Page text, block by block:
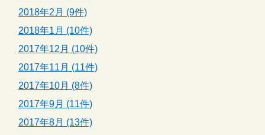
2018年2月 (9件)
2018年1月 (10件)
2017年12月 (10件)
2017年11月 (11件)
2017年10月 (8件)
2017年9月 (11件)
2017年8月 (13件)